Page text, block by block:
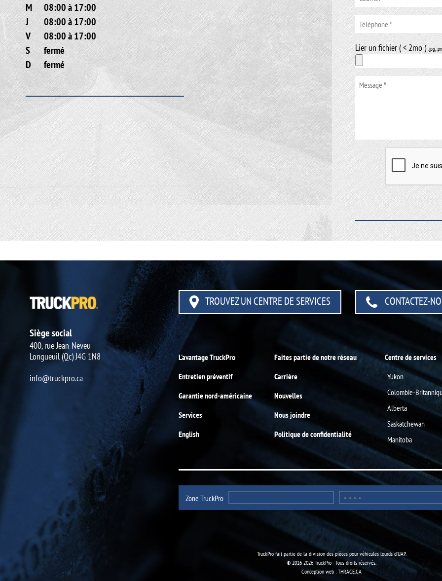
M
08:00 à 17:00
J
08:00 à 17:00
V
08:00 à 17:00
S
fermé
D
fermé
Lier un fichier ( < 2mo ).jpg,
Siège social
400, rue Jean-Neveu
Longueuil (Qc) J4G 1N8
info@truckpro.ca
TROUVEZ UN CENTRE DE SERVICES CONTACTEZ-
L'avantage TruckPro
Entretien préventif
Garantie nord-américaine
Services
English
Faites partie de notre réseau
Carrière
Nouvelles
Nous joindre
Politique de confidentialité
Centre de services
Yukon
Colombie-
Alberta
Saskatchewan
Manitoba
Zone TruckPro
TruckPro fait partie de la division des pièces pour véhicules lourdsd’UAP.
© 2016-2026 TruckPro - Tous droits réservés.
Conception web : THRACE.CA